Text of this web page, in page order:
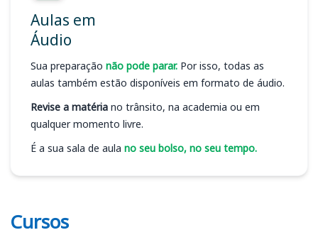
Aulas em
Áudio
Sua preparação não pode parar. Por isso, todas as
aulas também estão disponíveis em formato de áudio.
Revise a matéria no trânsito, na academia ou em
qualquer momento livre.
É a sua sala de aula no seu bolso, no seu tempo.
Cursos